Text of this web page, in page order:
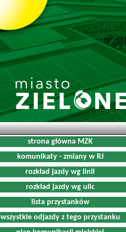
strona główna MZK
komunikaty - zmiany w RJ
rozkład jazdy wg linii
rozkład jazdy wg ulic
lista przystanków
wszystkie odjazdy z tego przystanku